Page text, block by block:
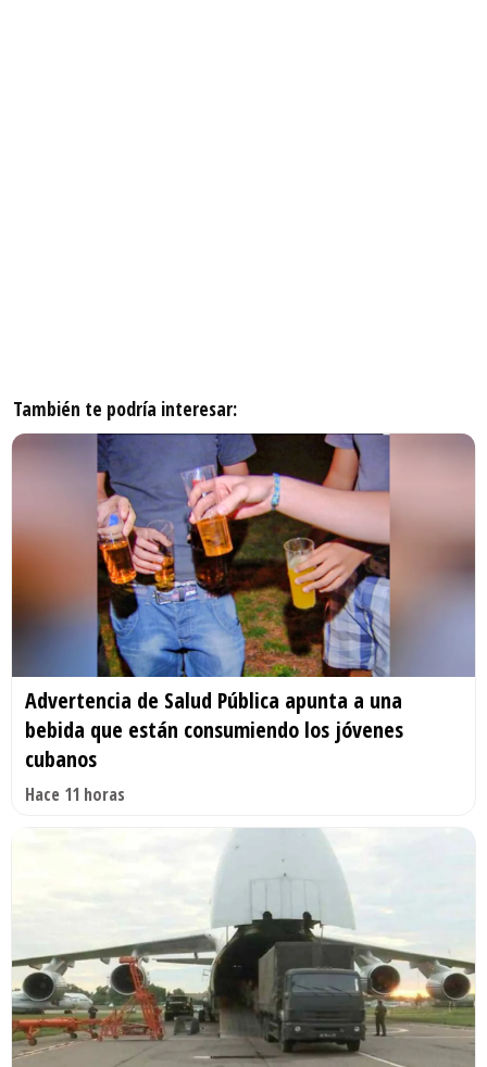
También te podría interesar:
Advertencia de Salud Pública apunta a una
bebida que están consumiendo los jóvenes
cubanos
Hace 11 horas